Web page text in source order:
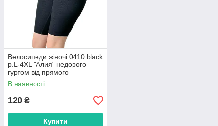
Велосипеди жіночі 0410 black
р.L-4XL "Алия" недорого
гуртом від прямого
постачальника
В наявності
120 ₴
Купити